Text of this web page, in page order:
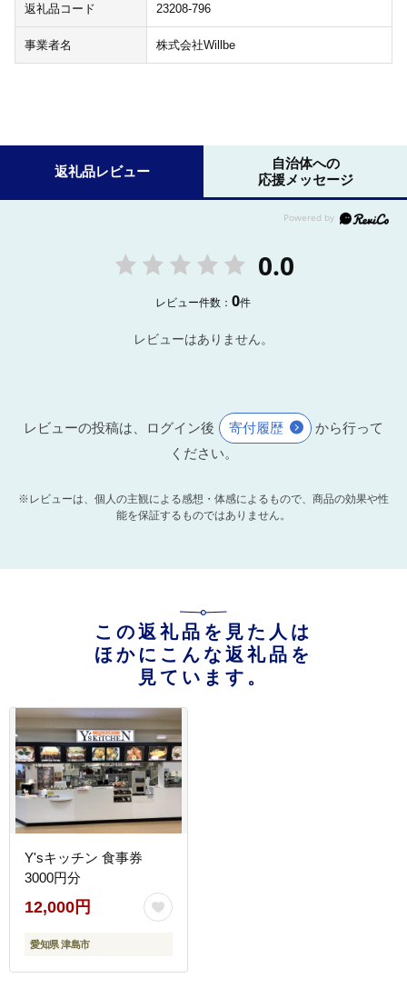
返礼品コード 23208-796
事業者名 株式会社Willbe
返礼品レビュー
自治体への
応援メッセージ
0.0
レビュー件数：0件
レビューはありません。
レビューの投稿は、ログイン後 寄付履歴
から行って
ください。
※レビューは、個人の主観による感想・体感によるもので、商品の効果や性
能を保証するものではありません。
この返礼品を見た人は
ほかにこんな返礼品を
見ています。
Y'sキッチン 食事券
3000円分
12,000円
愛知県 津島市